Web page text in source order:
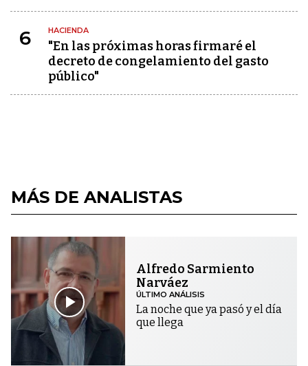
6 HACIENDA
"En las próximas horas firmaré el
decreto de congelamiento del gasto
público"
MÁS DE ANALISTAS
Alfredo Sarmiento
Narváez
ÚLTIMO ANÁLISIS
La noche que ya pasó y el día
que llega